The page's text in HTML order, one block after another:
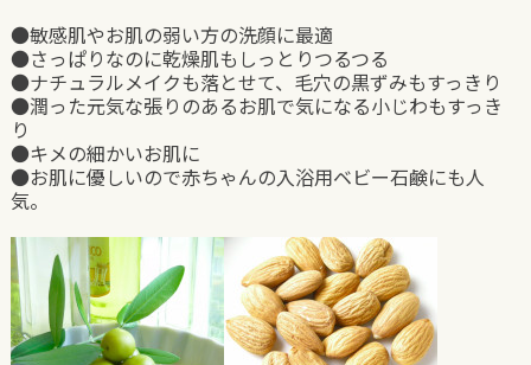
●敏感肌やお肌の弱い方の洗顔に最適
●さっぱりなのに乾燥肌もしっとりつるつる
●ナチュラルメイクも落とせて、毛穴の黒ずみもすっきり
●潤った元気な張りのあるお肌で気になる小じわもすっき
り
●キメの細かいお肌に
●お肌に優しいので赤ちゃんの入浴用ベビー石鹸にも人
気。